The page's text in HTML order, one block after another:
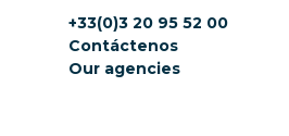
+33(0)3 20 95 52 00
Contáctenos
Our agencies